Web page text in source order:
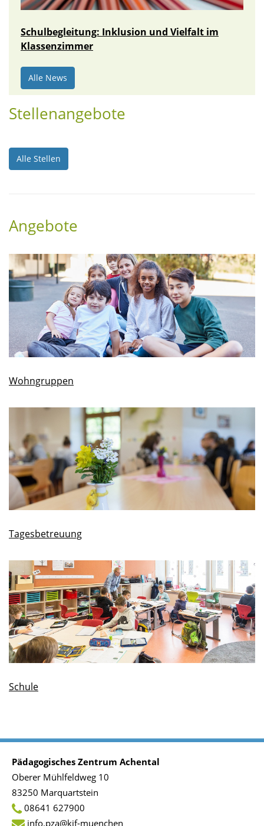
Schulbegleitung: Inklusion und Vielfalt im
Klassenzimmer
Alle News
Stellenangebote
Alle Stellen
Angebote
Wohngruppen
Tagesbetreuung
Schule
Pädagogisches Zentrum Achental
Oberer Mühlfeldweg 10
83250 Marquartstein
08641 627900
info.pza@kjf-muenchen